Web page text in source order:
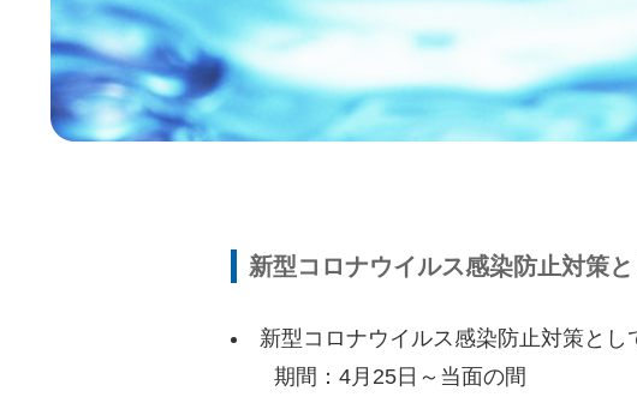
新型コロナウイルス感染防止対策と
新型コロナウイルス感染防止対策とし
期間：4月25日～当面の間